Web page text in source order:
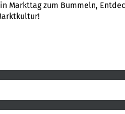
Markttag zum Bummeln,